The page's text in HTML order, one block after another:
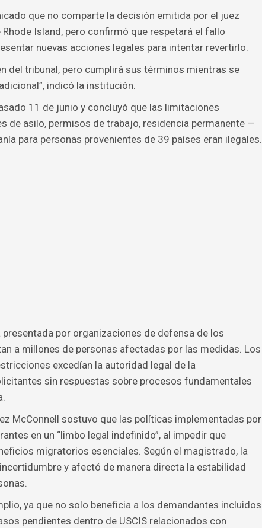
que no comparte la decisión emitida por el juez
Island, pero confirmó que respetará el fallo
nuevas acciones legales para intentar revertirlo.
del tribunal, pero cumplirá sus términos mientras se
indicó la institución.
11 de junio y concluyó que las limitaciones
de asilo, permisos de trabajo, residencia permanente —
para personas provenientes de 39 países eran ilegales.
por organizaciones de defensa de los
a millones de personas afectadas por las medidas. Los
excedían la autoridad legal de la
sin respuestas sobre procesos fundamentales
McConnell sostuvo que las políticas implementadas por
en un “limbo legal indefinido”, al impedir que
migratorios esenciales. Según el magistrado, la
y afectó de manera directa la estabilidad
ya que no solo beneficia a los demandantes incluidos
pendientes dentro de USCIS relacionados con